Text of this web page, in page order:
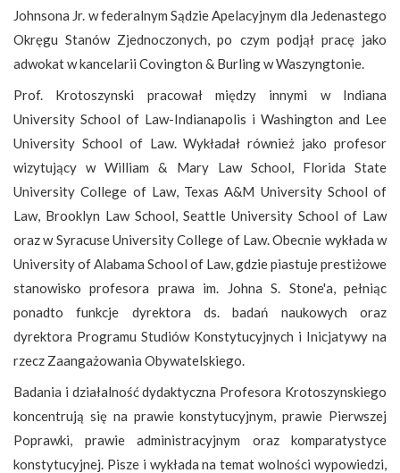
Johnsona Jr. w federalnym Sądzie Apelacyjnym dla Jedenastego
Okręgu Stanów Zjednoczonych, po czym podjął pracę jako
adwokat w kancelarii Covington & Burling w Waszyngtonie.
Prof. Krotoszynski pracował między innymi w Indiana
University School of Law-Indianapolis i Washington and Lee
University School of Law. Wykładał również jako profesor
wizytujący w William & Mary Law School, Florida State
University College of Law, Texas A&M University School of
Law, Brooklyn Law School, Seattle University School of Law
oraz w Syracuse University College of Law. Obecnie wykłada w
University of Alabama School of Law, gdzie piastuje prestiżowe
stanowisko profesora prawa im. Johna S. Stone'a, pełniąc
ponadto funkcje dyrektora ds. badań naukowych oraz
dyrektora Programu Studiów Konstytucyjnych i Inicjatywy na
rzecz Zaangażowania Obywatelskiego.
Badania i działalność dydaktyczna Profesora Krotoszynskiego
koncentrują się na prawie konstytucyjnym, prawie Pierwszej
Poprawki, prawie administracyjnym oraz komparatystyce
konstytucyjnej. Pisze i wykłada na temat wolności wypowiedzi,